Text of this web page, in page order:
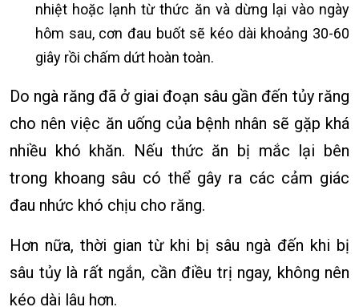
nhiệt hoặc lạnh từ thức ăn và dừng lại vào ngày
hôm sau, cơn đau buốt sẽ kéo dài khoảng 30-60
giây rồi chấm dứt hoàn toàn.
Do ngà răng đã ở giai đoạn sâu gần đến tủy răng
cho nên việc ăn uống của bệnh nhân sẽ gặp khá
nhiều khó khăn. Nếu thức ăn bị mắc lại bên
trong khoang sâu có thể gây ra các cảm giác
đau nhức khó chịu cho răng.
Hơn nữa, thời gian từ khi bị sâu ngà đến khi bị
sâu tủy là rất ngắn, cần điều trị ngay, không nên
kéo dài lâu hơn.